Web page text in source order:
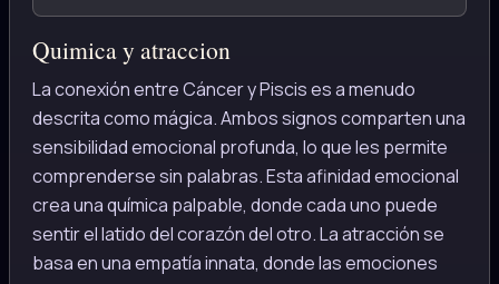
Quimica y atraccion
La conexión entre Cáncer y Piscis es a menudo
descrita como mágica. Ambos signos comparten una
sensibilidad emocional profunda, lo que les permite
comprenderse sin palabras. Esta afinidad emocional
crea una química palpable, donde cada uno puede
sentir el latido del corazón del otro. La atracción se
basa en una empatía innata, donde las emociones